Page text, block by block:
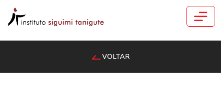
VOLTAR